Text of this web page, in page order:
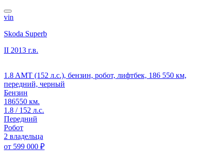
vin
Skoda Superb
II 2013 г.в.
1.8 AMT (152 л.с.), бензин, робот, лифтбек, 186 550 км,
передний, черный
Бензин
186550 км.
1.8 / 152 л.с.
Передний
Робот
2 владельца
от 599 000 ₽